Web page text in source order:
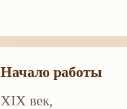
Начало работы
XIX век,